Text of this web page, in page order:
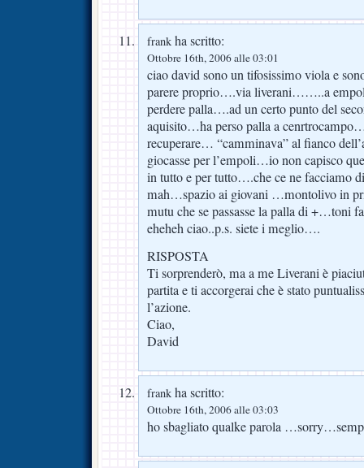
frank ha scritto:
Ottobre 16th, 2006 alle 03:01
ciao david sono un tifosissimo viola e
parere proprio….via liverani……..a
perdere palla….ad un certo punto del
aquisito…ha perso palla a
recuperare… “camminava” al fianco
giocasse per l’empoli…io non capisco
in tutto e per tutto….che ce ne facciamo
mah…spazio ai giovani …montolivo in
mutu che se passasse la palla di +…toni
eheheh ciao..p.s. siete i meglio….
RISPOSTA
Ti sorprenderò, ma a me Liverani è
partita e ti accorgerai che è stato
l’azione.
Ciao,
David
frank ha scritto:
Ottobre 16th, 2006 alle 03:03
ho sbagliato qualke parola